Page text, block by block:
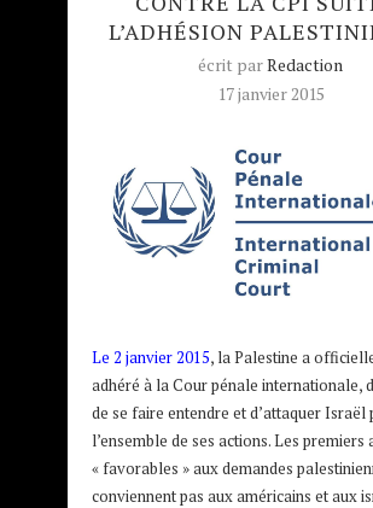
L’ADHÉSION
écrit parRedaction
17 janvier 2015
Le 2 janvier 2015, la Palestine a
adhéré à la Cour pénale internationale,
de se faire entendre et d’attaquer Israël
l’ensemble de ses actions. Les premiers
« favorables » aux demandes
conviennent pas aux américains et aux